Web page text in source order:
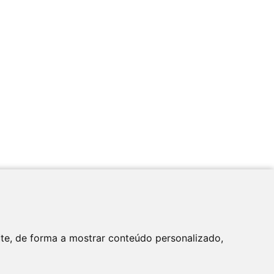
de forma a mostrar conteúdo personalizado,